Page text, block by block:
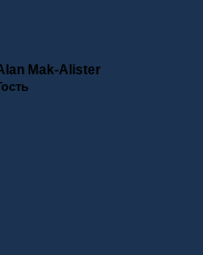
Mak-Alister